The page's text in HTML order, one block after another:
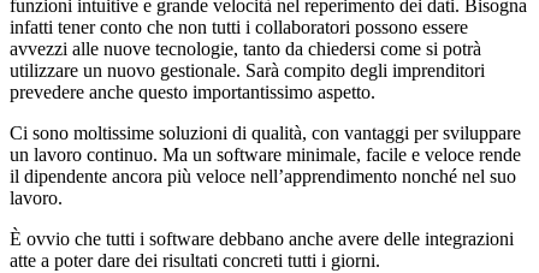
funzioni intuitive e grande velocità nel reperimento dei dati. Bisogna
infatti tener conto che non tutti i collaboratori possono essere
avvezzi alle nuove tecnologie, tanto da chiedersi come si potrà
utilizzare un nuovo gestionale. Sarà compito degli imprenditori
prevedere anche questo importantissimo aspetto.
Ci sono moltissime soluzioni di qualità, con vantaggi per sviluppare
un lavoro continuo. Ma un software minimale, facile e veloce rende
il dipendente ancora più veloce nell’apprendimento nonché nel suo
lavoro.
È ovvio che tutti i software debbano anche avere delle integrazioni
atte a poter dare dei risultati concreti tutti i giorni.